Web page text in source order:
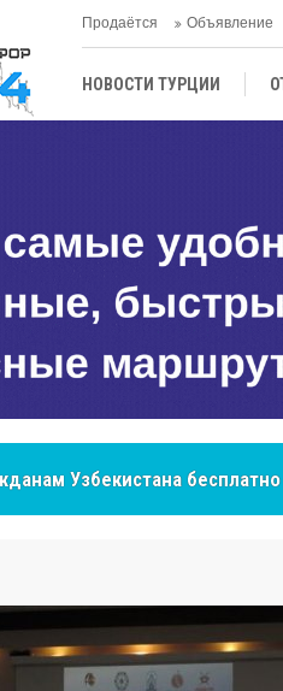
Продаётся Объявление
НОВОСТИ ТУРЦИИ
ЦЕНТРАЛЬНАЯ АЗИЯ
Узбекистана
бренд, покоривший